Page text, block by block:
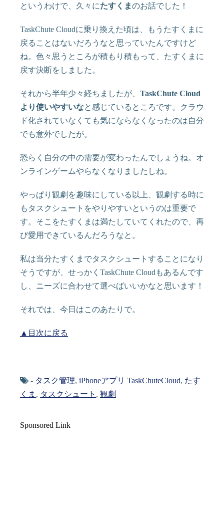
というわけで、久々にたすくまのお話でした！
TaskChute Cloudに乗り換えた頃は、もうたすくまに
戻ることはないだろうなと思っていたんですけど
ね。色々思うところが積もり積もって、たすくまに
戻す決断をしました。
それから半年少々経ちましたが、 TaskChute Cloud
より使いやすいなと感じているところです。クラウ
ド化されていなくても気にならなくなったのは自分
でも意外でしたが。
恐らく自分の中の需要が変わったんでしょうね。オ
ンラインゲームやらなくなりましたしね。
やっぱり観劇を趣味にしている以上、観劇する時に
もタスクシュートをやりやすいというのは重要で
す。そこをたすくまは満たしていてくれたので、再
び愛用できているんだろうなと。
私は当分たすくまでタスクシュートすることになり
そうですが、せっかくTaskChute Cloudもあるんです
し、ニーズに合わせて選べばいいかなと思います！
それでは、今日はこのあたりで。
▲目次に戻る
- タスク管理, iPhoneアプリ TaskChuteCloud, たす
くま , タスクシュート , 観劇
Sponsored Link